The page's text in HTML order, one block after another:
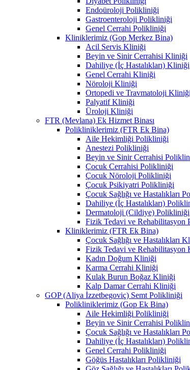
Endoüroloji Polikliniği
Gastroenteroloji Polikliniği
Genel Cerrahi Polikliniği
Kliniklerimiz (Gop Merkez Bina)
Acil Servis Kliniği
Beyin ve Sinir Cerrahisi Kliniği
Dahiliye (İç Hastalıkları) Kliniği
Genel Cerrahi Kliniği
Nöroloji Kliniği
Ortopedi ve Travmatoloji Kliniği
Palyatif Kliniği
Üroloji Kliniği
FTR (Mevlana) Ek Hizmet Binası
Polikliniklerimiz (FTR Ek Bina)
Aile Hekimliği Polikliniği
Anestezi Polikliniği
Beyin ve Sinir Cerrahisi
Çocuk Cerrahisi Polikliniği
Çocuk Nöroloji Polikliniği
Çocuk Psikiyatri Polikliniği
Çocuk Sağlığı ve Hastalıkları
Dahiliye (İç Hastalıkları)
Dermatoloji (Cildiye) Polikliniği
Fizik Tedavi ve Rehabilitasyon
Kliniklerimiz (FTR Ek Bina)
Çocuk Sağlığı ve Hastalıkları
Fizik Tedavi ve Rehabilitasyon
Kadın Doğum Kliniği
Karma Cerrahi Kliniği
Kulak Burun Boğaz Kliniği
Kalp Damar Cerrahi Kliniği
GOP (Aliya İzzetbegoviç) Semt Polikliniği
Polikliniklerimiz (Gop Ek Bina)
Aile Hekimliği Polikliniği
Beyin ve Sinir Cerrahisi
Çocuk Sağlığı ve Hastalıkları
Dahiliye (İç Hastalıkları)
Genel Cerrahi Polikliniği
Göğüs Hastalıkları Polikliniği